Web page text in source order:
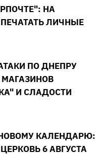
НА
ЛИЧНЫЕ
ПО ДНЕПРУ
МАГАЗИНОВ
И СЛАДОСТИ
КАЛЕНДАРЮ:
6 АВГУСТА